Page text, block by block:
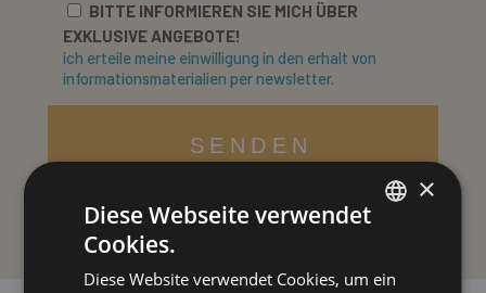
BITTE INFORMIEREN SIE MICH ÜBER
EXKLUSIVE ANGEBOTE!
ich erteile meine einwilligung in den erhalt von
informationsmaterialien per newsletter.
SENDEN
ENGLISH
×
Diese Webseite verwendet
Cookies.
Diese Website verwendet Cookies, um ein